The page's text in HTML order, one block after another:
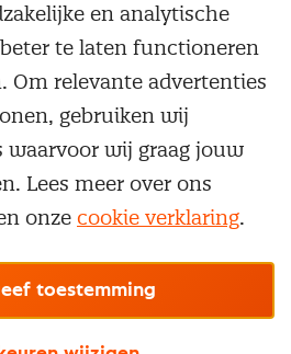
beherenOnzealgemene
© Nevi.nl
en analytische
te laten functioneren
Om relevante advertenties
gebruiken wij
waarvoor wij graag jouw
Lees meer over ons
onze cookie verklaring.
toestemming